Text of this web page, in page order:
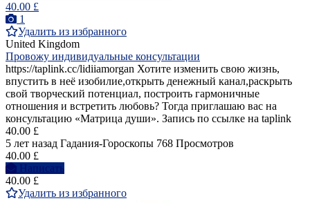
40.00 £
1
Удалить из избранного
United Kingdom
Провожу индивидуальные консультации
https://taplink.cc/lidiiamorgan Хотите изменить свою жизнь,
впустить в неё изобилие,открыть денежный канал,раскрыть
свой творческий потенциал, построить гармоничные
отношения и встретить любовь? Тогда приглашаю вас на
консультацию «Матрица души». Запись по ссылке на taplink
40.00 £
5 лет назад Гадания-Гороскопы 768 Просмотров
40.00 £
Написать
40.00 £
Удалить из избранного